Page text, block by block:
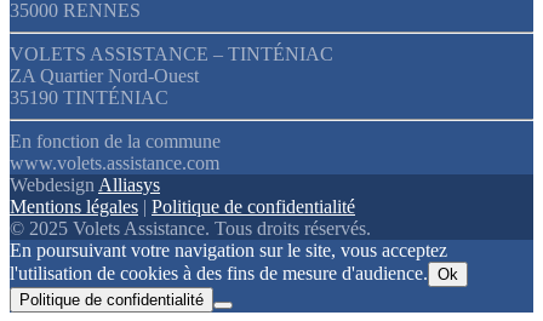
35000 RENNES
VOLETS ASSISTANCE – TINTÉNIAC
ZA Quartier Nord-Ouest
35190 TINTÉNIAC
En fonction de la commune
www.volets.assistance.com
Webdesign Alliasys
Mentions légales | Politique de confidentialité
© 2025 Volets Assistance. Tous droits réservés.
En poursuivant votre navigation sur le site, vous acceptez
l'utilisation de cookies à des fins de mesure d'audience. Ok
Politique de confidentialité